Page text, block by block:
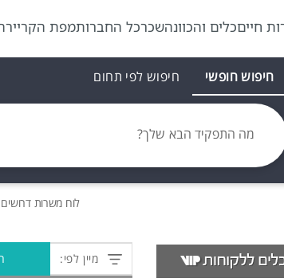
חייםכלים והכוונהשכרכל החברותמפת
חיפוש חופשי חיפוש לפי תחום
מה התפקיד הבא שלך?
לוח משרותדרושים
מיין לפי: